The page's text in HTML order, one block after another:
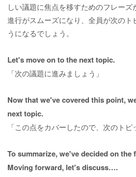
しい議題に焦点を移すためのフレー
進行がスムーズになり、全員が次のト
うになるでしょう。
Let's move on to the next topic.
「次の議題に進みましょう」
Now that we've covered this point,
next topic.
「この点をカバーしたので、次のトピ
To summarize, we've decided on
Moving forward, let's discuss….